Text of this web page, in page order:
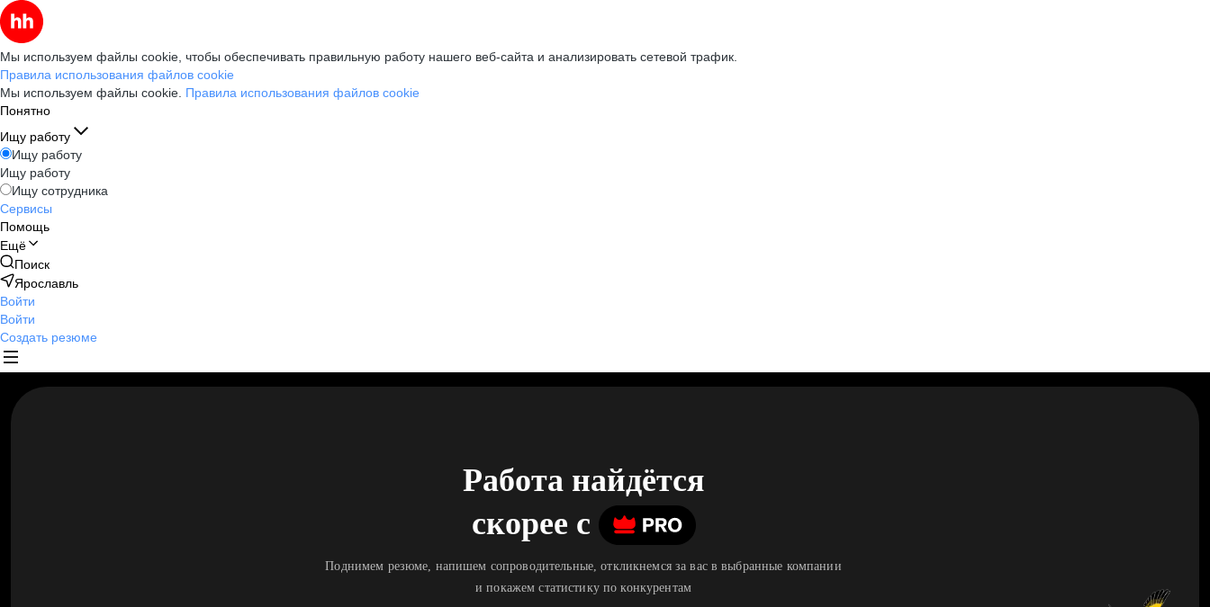
Мы используем файлы cookie, чтобы обеспечивать правильную работу нашего веб-сайта и анализировать сетевой трафик.
Правила использования файлов cookie
Мы используем файлы cookie. Правила использования файлов cookie
Понятно
Ищу работу
Ищу работу
Ищу работу
Ищу сотрудника
Сервисы
Помощь
Ещё
Поиск
Ярославль
Войти
Войти
Создать резюме
Работа найдётся
скорее c
Поднимем резюме, напишем сопроводительные, откликнемся за вас в выбранные компании
и покажем статистику по конкурентам